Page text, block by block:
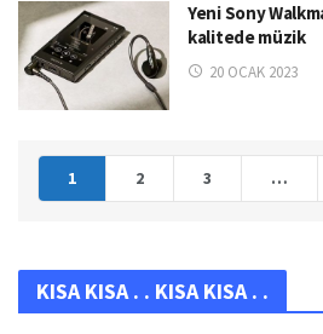
Yeni Sony
kalitede müzik
20 OCAK 2023
1 2 3 …
KISA KISA . . KISA KISA . .